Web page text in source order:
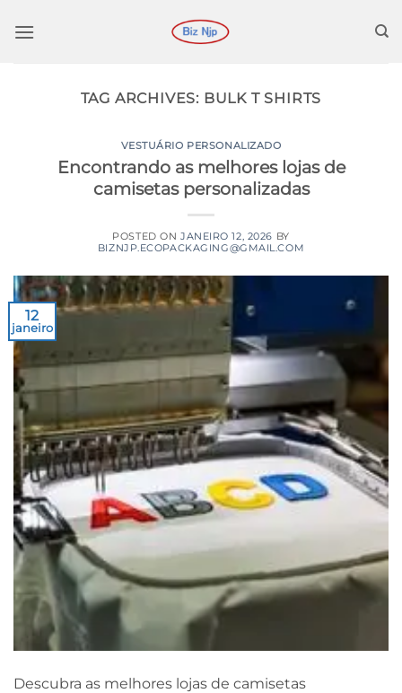
para
TAG ARCHIVES: BULK T SHIRTS
VESTUÁRIO PERSONALIZADO
Encontrando as melhores lojas de
camisetas personalizadas
POSTED ON JANEIRO 12, 2026 BY
BIZNJP.ECOPACKAGING@GMAIL.COM
12
janeiro
Descubra as melhores lojas de camisetas